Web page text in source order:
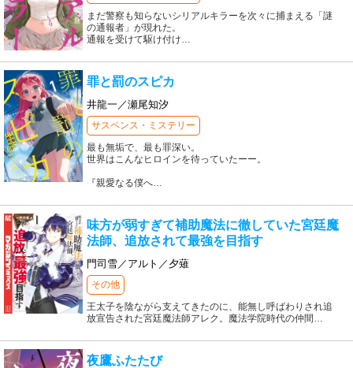
まだ警察も知らないシリアルキラーを次々に捕まえる「謎
の通報者」が現れた。
通報を受けて駆け付け…
罪と罰のスピカ
井龍一／瀬尾知汐
サスペンス・ミステリー
最も無垢で、最も罪深い。
世界はこんなヒロインを待っていたーー。
『親愛なる僕へ…
味方が弱すぎて補助魔法に徹していた宮廷魔
法師、追放されて最強を目指す
門司雪／アルト／夕薙
その他
王太子を陰ながら支えてきたのに、能無し呼ばわりされ追
放宣告された宮廷魔法師アレク。魔法学院時代の仲間 …
夜鷹ふたたび